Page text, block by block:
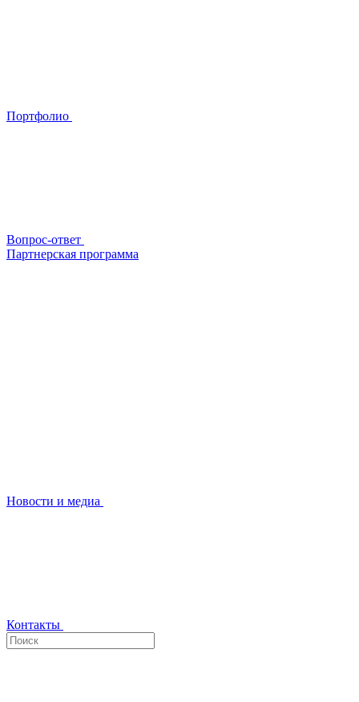
Портфолио
Вопрос-ответ
Партнерская программа
Новости и медиа
Контакты